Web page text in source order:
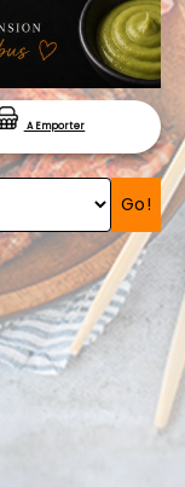
A Emporter
Go!